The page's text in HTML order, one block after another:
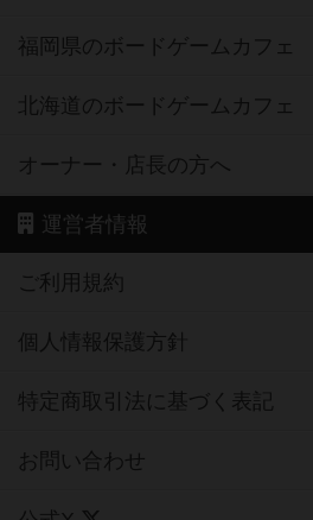
福岡県のボードゲームカフェ
北海道のボードゲームカフェ
オーナー・店長の方へ
運営者情報
ご利用規約
個人情報保護方針
特定商取引法に基づく表記
お問い合わせ